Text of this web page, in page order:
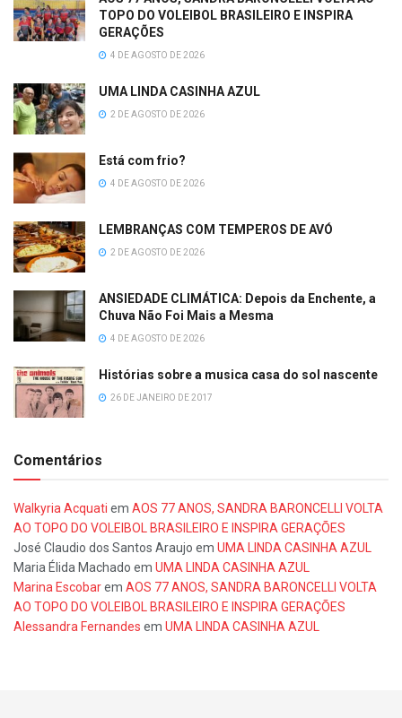
TOPO DO VOLEIBOL BRASILEIRO E INSPIRA
GERAÇÕES
4 DE AGOSTO DE 2026
UMA LINDA CASINHA AZUL
2 DE AGOSTO DE 2026
Está com frio?
4 DE AGOSTO DE 2026
LEMBRANÇAS COM TEMPEROS DE AVÓ
2 DE AGOSTO DE 2026
ANSIEDADE CLIMÁTICA: Depois da Enchente, a
Chuva Não Foi Mais a Mesma
4 DE AGOSTO DE 2026
Histórias sobre a musica casa do sol nascente
26 DE JANEIRO DE 2017
Comentários
Walkyria Acquati em AOS 77 ANOS, SANDRA BARONCELLI VOLTA
AO TOPO DO VOLEIBOL BRASILEIRO E INSPIRA GERAÇÕES
José Claudio dos Santos Araujo em UMA LINDA CASINHA AZUL
Maria Élida Machado em UMA LINDA CASINHA AZUL
Marina Escobarem AOS 77 ANOS, SANDRA BARONCELLI VOLTA
AO TOPO DO VOLEIBOL BRASILEIRO E INSPIRA GERAÇÕES
Alessandra Fernandes em UMA LINDA CASINHA AZUL